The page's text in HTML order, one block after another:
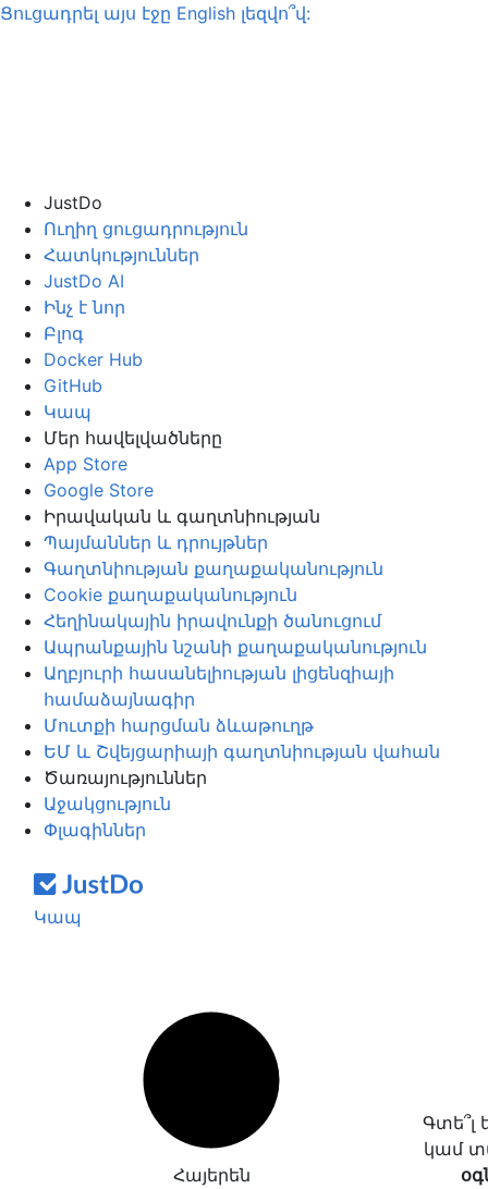
Ցուցադրել այս էջը English լեզվո՞վ:
JustDo
Ուղիղ ցուցադրություն
Հատկություններ
JustDo AI
Ինչ է նոր
Բլոգ
Docker Hub
GitHub
Կապ
Մեր հավելվածները
App Store
Google Store
Իրավական և գաղտնիության
Պայմաններ և դրույթներ
Գաղտնիության քաղաքականություն
Cookie քաղաքականություն
Հեղինակային իրավունքի ծանուցում
Ապրանքային նշանի քաղաքականություն
Աղբյուրի հասանելիության լիցենզիայի
համաձայնագիր
Մուտքի հարցման ձևաթուղթ
ԵՄ և Շվեյցարիայի գաղտնիության վահան
Ծառայություններ
Աջակցություն
Փլագիններ
Կապ
Հայերեն
կամ